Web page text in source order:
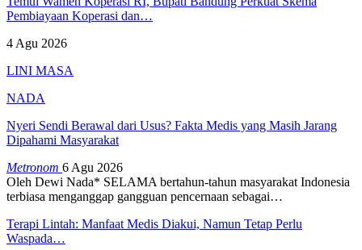
Pembiayaan Koperasi dan…
4 Agu 2026
LINI MASA
NADA
Nyeri Sendi Berawal dari Usus? Fakta Medis yang Masih Jarang
Dipahami Masyarakat
Metronom 6 Agu 2026
Oleh Dewi Nada* SELAMA bertahun-tahun masyarakat Indonesia
terbiasa menganggap gangguan pencernaan sebagai…
Terapi Lintah: Manfaat Medis Diakui, Namun Tetap Perlu
Waspada…